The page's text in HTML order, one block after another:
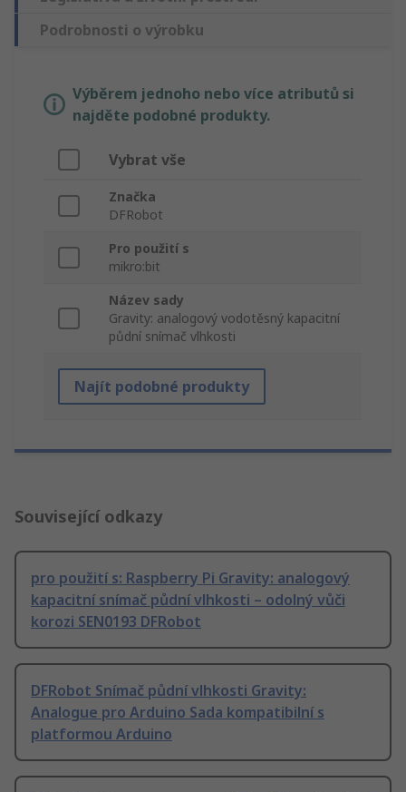
Podrobnosti o výrobku
Výběrem jednoho nebo více atributů si
najděte podobné produkty.
Vybrat vše
Značka
DFRobot
Pro použití s
mikro:bit
Název sady
Gravity: analogový vodotěsný kapacitní
půdní snímač vlhkosti
Najít podobné produkty
Související odkazy
pro použití s: Raspberry Pi Gravity: analogový
kapacitní snímač půdní vlhkosti – odolný vůči
korozi SEN0193 DFRobot
DFRobot Snímač půdní vlhkosti Gravity:
Analogue pro Arduino Sada kompatibilní s
platformou Arduino